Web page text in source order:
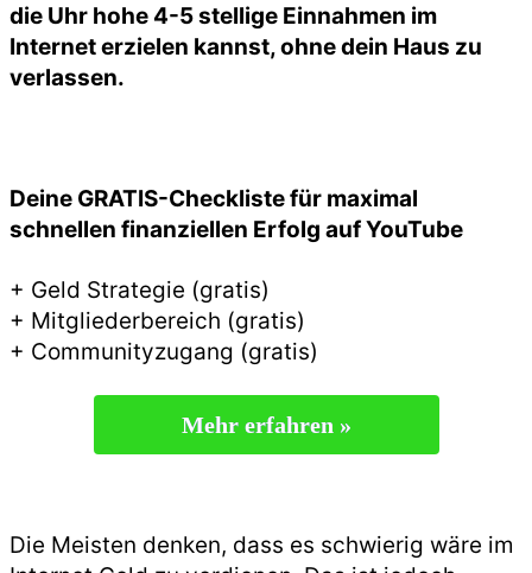
die Uhr hohe 4-5 stellige Einnahmen im
Internet erzielen kannst, ohne dein Haus zu
verlassen.
Deine GRATIS-Checkliste für maximal
schnellen finanziellen Erfolg auf YouTube
+ Geld Strategie (gratis)
+ Mitgliederbereich (gratis)
+ Communityzugang (gratis)
Mehr erfahren »
Die Meisten denken, dass es schwierig wäre im